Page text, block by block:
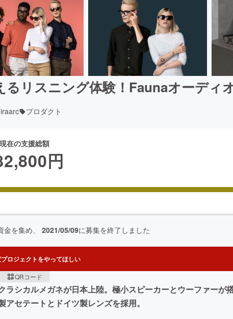
るリスニング体験！Faunaオーディ
プロダクト
現在の支援総額
円
金を集め、 2021/05/09に募集を終了しました
ロジェクトをやってほしい
QRコード
シカルメガネが日本上陸。極小スピーカーとウーファーが
セテートとドイツ製レンズを採用。